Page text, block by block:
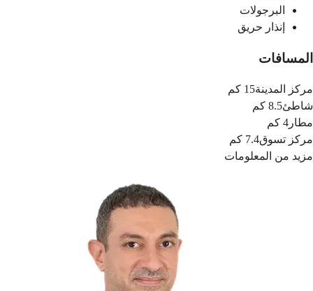
البرجولات
إنذار حريق
المسافات
مركز المدينة15 كم
شاطئ8.5 كم
مطار 4 كم
مركز تسوق7.4 كم
مزيد من المعلومات